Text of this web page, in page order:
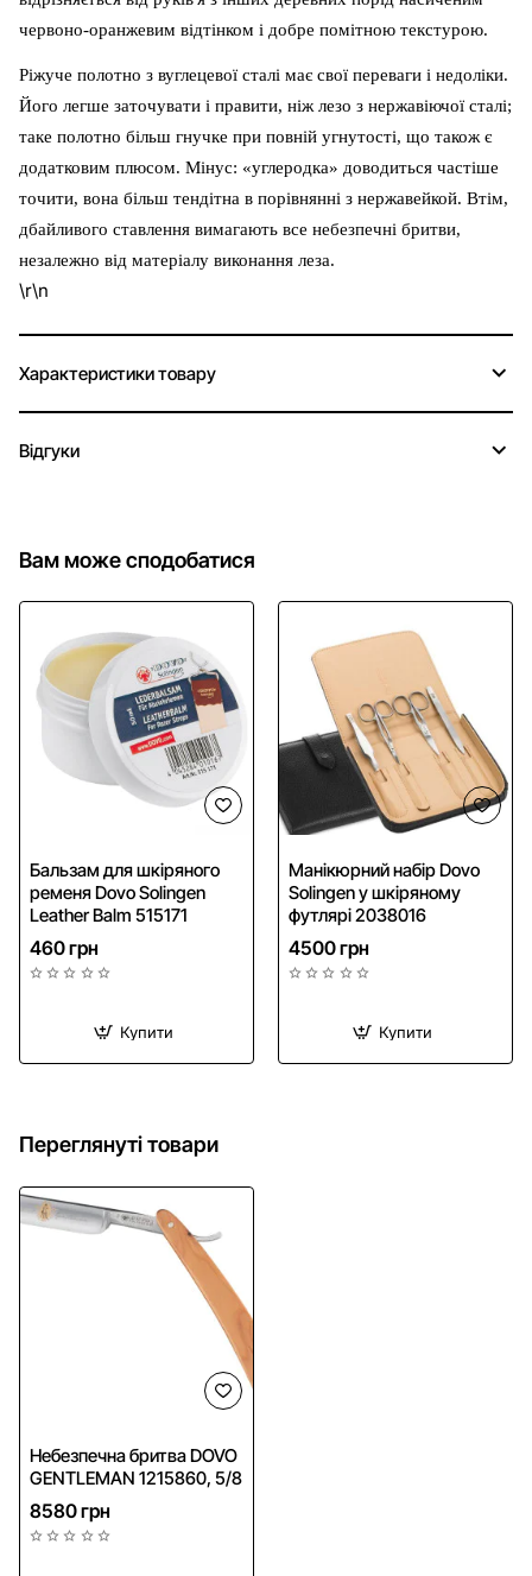
червоно-оранжевим відтінком і добре помітною текстурою.
Ріжуче полотно з вуглецевої сталі має свої переваги і недоліки.
Його легше заточувати і правити, ніж лезо з нержавіючої сталі;
таке полотно більш гнучке при повній угнутості, що також є
додатковим плюсом. Мінус: «углеродка» доводиться частіше
точити, вона більш тендітна в порівнянні з нержавейкой. Втім,
дбайливого ставлення вимагають все небезпечні бритви,
незалежно від матеріалу виконання леза.
\r\n
Характеристики товару
Відгуки
Вам може сподобатися
Бальзам для шкіряного
ременя Dovo Solingen
Leather Balm 515171
460 грн
Купити
Безкоштовна доставка
Манікюрний набір Dovo
Solingen у шкіряному
футлярі 2038016
4500 грн
Купити
Переглянуті товари
Небезпечна бритва DOVO
GENTLEMAN 1215860, 5/8
8580 грн